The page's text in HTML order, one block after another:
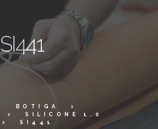
SI441
BOTIGA
SILICONE 1.0
SI441